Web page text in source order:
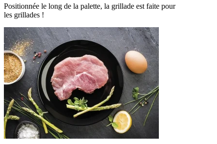
Positionnée le long de la palette, la grillade est faite pour
les grillades !